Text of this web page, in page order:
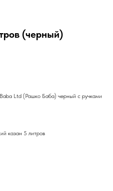
(черный)
Ltd (Рашко Баба) черный с ручками
казан 5 литров